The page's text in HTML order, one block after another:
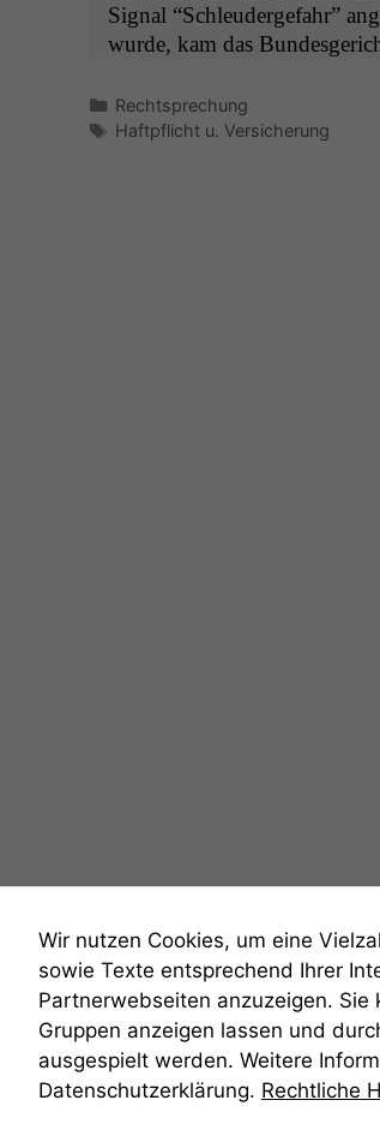
Sig­nal “Schleud­erge­fahr”
wurde, kam das
Kategorien
Rechtsprechung
Schlagwörter
Haftpflicht u. Versicherung
anmelden
Wir nutzen Cookies, um eine
sowie Texte entsprechend Ihrer
Partnerwebseiten anzuzeigen.
Gruppen anzeigen lassen und
ausgespielt werden. Weitere
Datenschutzerklärung. Rechtliche